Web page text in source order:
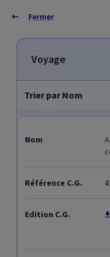
Fermer